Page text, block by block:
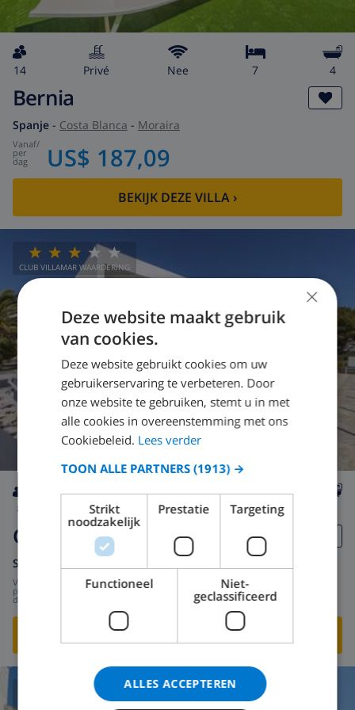
14 privé Nee 7 4
Bernia
Spanje - Costa Blanca - Moraira
vanaf/
per
dag US$ 187,09
BEKIJK DEZE VILLA ›
CLUB VILLAMAR WAARDERING
8 2km Nee 4
Gibraltar
Spanje
per
dag US$ 394,32
BEKIJK DEZE VILLA›
BEOORDELINGEN
×
Deze website maakt gebruik
van cookies.
Deze website gebruikt cookies om uw
gebruikerservaring te verbeteren. Door
onze website te gebruiken, stemt u in met
alle cookies in overeenstemming met ons
Cookiebeleid. Lees verder
TOON ALLE PARTNERS(1913) →
Strikt
noodzakelijk
Prestatie Targeting
Functioneel
Niet-
geclassificeerd
ALLES ACCEPTEREN